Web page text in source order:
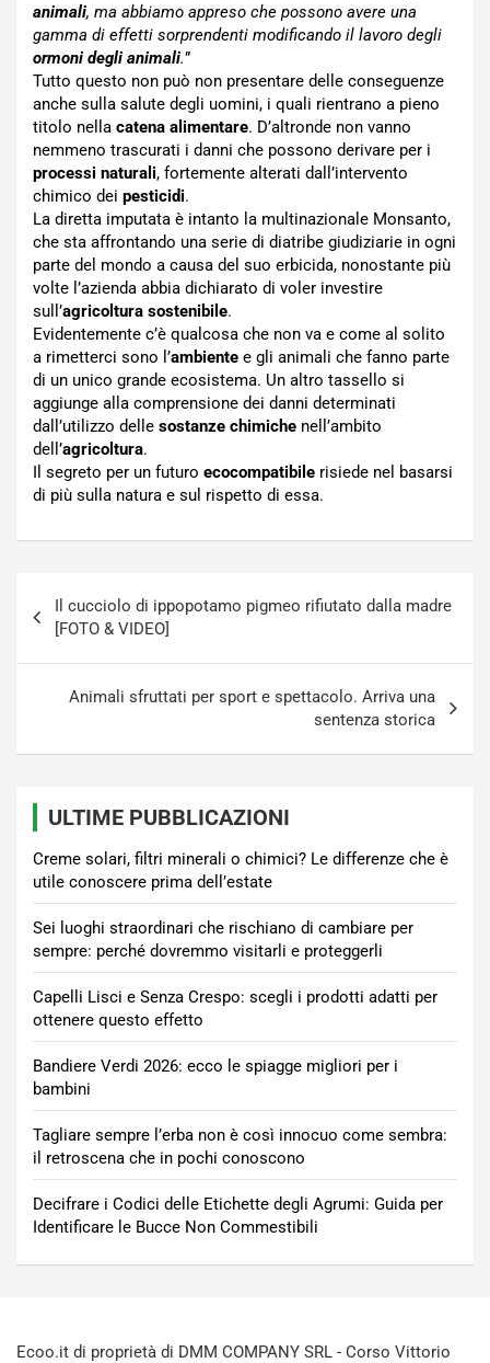
animali, ma abbiamo appreso che possono avere una
gamma di effetti sorprendenti modificando il lavoro degli
ormoni degli animali.”
Tutto questo non può non presentare delle conseguenze
anche sulla salute degli uomini, i quali rientrano a pieno
titolo nella catena alimentare. D’altronde non vanno
nemmeno trascurati i danni che possono derivare per i
processi naturali, fortemente alterati dall’intervento
chimico dei pesticidi.
La diretta imputata è intanto la multinazionale Monsanto,
che sta affrontando una serie di diatribe giudiziarie in ogni
parte del mondo a causa del suo erbicida, nonostante più
volte l’azienda abbia dichiarato di voler investire
sull’agricoltura sostenibile.
Evidentemente c’è qualcosa che non va e come al solito
a rimetterci sono l’ambiente e gli animali che fanno parte
di un unico grande ecosistema. Un altro tassello si
aggiunge alla comprensione dei danni determinati
dall’utilizzo delle sostanze chimiche nell’ambito
dell’agricoltura.
Il segreto per un futuro ecocompatibile risiede nel basarsi
di più sulla natura e sul rispetto di essa.
articoli
Il cucciolo di ippopotamo pigmeo rifiutato dalla madre
[FOTO & VIDEO]
Animali sfruttati per sport e spettacolo. Arriva una
sentenza storica
ULTIME PUBBLICAZIONI
Creme solari, filtri minerali o chimici? Le differenze che è
utile conoscere prima dell’estate
Sei luoghi straordinari che rischiano di cambiare per
sempre: perché dovremmo visitarli e proteggerli
Capelli Lisci e Senza Crespo: scegli i prodotti adatti per
ottenere questo effetto
Bandiere Verdi 2026: ecco le spiagge migliori per i
bambini
Tagliare sempre l’erba non è così innocuo come sembra:
il retroscena che in pochi conoscono
Decifrare i Codici delle Etichette degli Agrumi: Guida per
Identificare le Bucce Non Commestibili
Ecoo.it di proprietà di DMM COMPANY SRL - Corso Vittorio